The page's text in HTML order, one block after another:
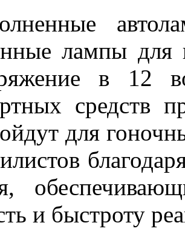
лампы для
в 12
средств
для
и быстроту